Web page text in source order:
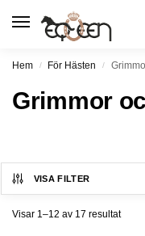
Hem / För Hästen /
Grimmor
VISA FILTER
Visar 1–12 av 17 resultat